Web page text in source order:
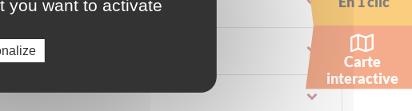
Carte
interactive
you want to activate